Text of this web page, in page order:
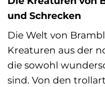
und Schrecken
Die Welt von
Kreaturen aus der
die sowohl
sind. Von den